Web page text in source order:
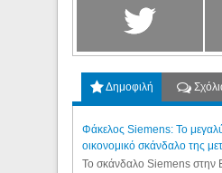
Δημοφιλή
Φάκελος Siemens: Το
οικονομικό σκάνδαλο της
Το σκάνδαλο Siemens στην